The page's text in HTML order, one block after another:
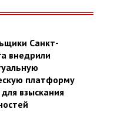
Санкт-
внедрили
платформу
взыскания